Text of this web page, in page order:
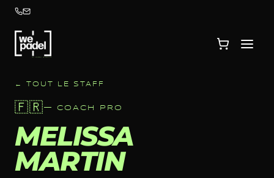
← TOUT LE STAFF
🇫🇷— COACH PRO
MELISSA
MARTIN